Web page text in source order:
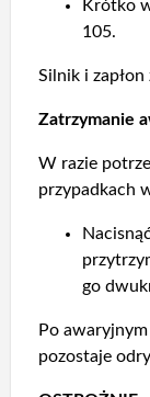
Krótko
105.
Silnik i
Zatrzymanie
W razie
przypadkach
go
Po
pozostaje